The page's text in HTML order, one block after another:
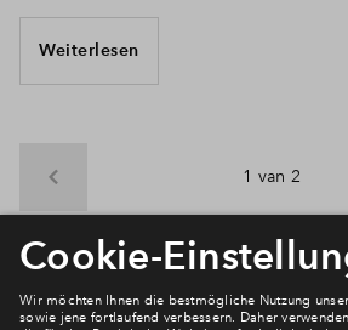
Weiterlesen
1 van 2
Newsletter